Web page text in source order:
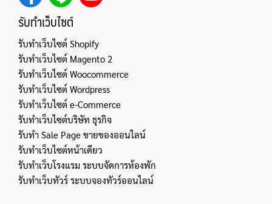
รับทำเว็บไซต์
รับทำเว็บไซต์ Shopify
รับทำเว็บไซต์ Magento 2
รับทำเว็บไซต์ Woocommerce
รับทำเว็บไซต์ Wordpress
รับทำเว็บไซต์ e-Commerce
รับทำเว็บไซต์บริษัท ธุรกิจ
รับทำ Sale Page ขายของออนไลน์
รับทำเว็บไซต์หน้าเดียว
รับทำเว็บโรงแรม ระบบจัดการห้องพัก
รับทำเว็บทัวร์ ระบบจองทัวร์ออนไลน์